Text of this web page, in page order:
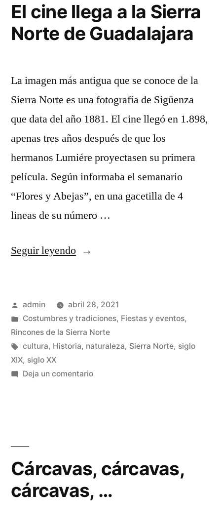
El cine llega a la Sierra
Norte de Guadalajara
La imagen más antigua que se conoce de la
Sierra Norte es una fotografía de Sigüenza
que data del año 1881. El cine llegó en 1.898,
apenas tres años después de que los
hermanos Lumiére proyectasen su primera
película. Según informaba el semanario
“Flores y Abejas”, en una gacetilla de 4
lineas de su número …
Seguir leyendo«El
a
la
Sierra
Publicado
por
admin
abril 28, 2021
Publicado
en
Costumbres y tradiciones, Fiestas y eventos,
Rincones de la Sierra Norte
Etiquetas:
cultura, Historia, naturaleza, Sierra Norte, siglo
XIX, siglo XX
Deja un comentarioen
Norte
Guadalajara
Cárcavas, cárcavas,
cárcavas, …